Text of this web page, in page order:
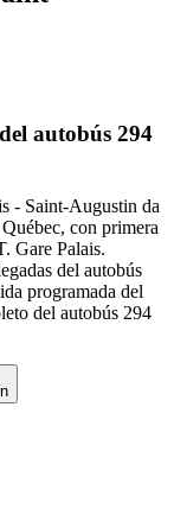
autobús 294
- Saint-Augustin da
con primera
Gare Palais.
del autobús
programada del
del autobús 294